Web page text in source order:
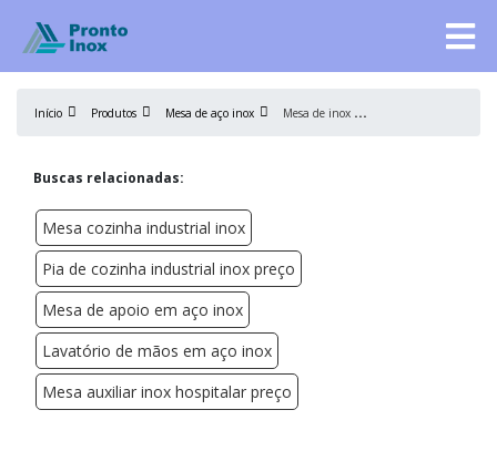
Início Produtos Mesa de aço inox M
esa de inox preço
Buscas relacionadas:
Mesa cozinha industrial inox
Pia de cozinha industrial inox preço
Mesa de apoio em aço inox
Lavatório de mãos em aço inox
Mesa auxiliar inox hospitalar preço